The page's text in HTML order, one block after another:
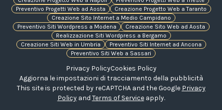
Preventivo Progetti Web ad Aosta
Creazione Progetto Web a Taranto
Creazione Sito Internet a Medio Campidano
Preventivo Siti Wordpress a Modena
Creazione Sito Web ad Aosta
Realizzazione Siti Wordpress a Bergamo
Creazione Siti Web in Umbria
Preventivo Siti Internet ad Ancona
Preventivo Siti Web a Sassari
Privacy PolicyCookies Policy
Aggiorna le impostazioni di tracciamento della pubblicità
This site is protected by reCAPTCHA and the Google Privacy
Policyand Terms of Serviceapply.